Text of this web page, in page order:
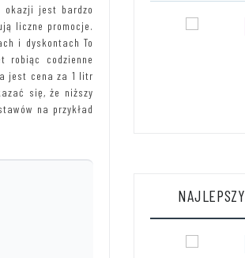
okazji jest bardzo
liczne promocje.
i dyskontach To
robiąc codzienne
jest cena za 1 litr
się, że niższy
na przykład
NAJLEPSZY